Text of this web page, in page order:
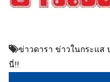
ข่าวดารา ข่าวในกระแส
นี่!!